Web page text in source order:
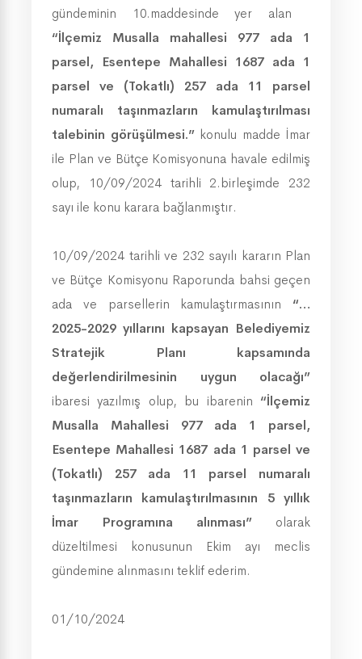
gündeminin 10.maddesinde yer alan
“İlçemiz Musalla mahallesi 977 ada 1
parsel, Esentepe Mahallesi 1687 ada 1
parsel ve (Tokatlı) 257 ada 11 parsel
numaralı taşınmazların kamulaştırılması
talebinin görüşülmesi.”konulu madde İmar
ile Plan ve Bütçe Komisyonuna havale edilmiş
olup, 10/09/2024 tarihli 2.birleşimde 232
sayı ile konu karara bağlanmıştır.
10/09/2024 tarihli ve 232 sayılı kararın Plan
ve Bütçe Komisyonu Raporunda bahsi geçen
ada ve parsellerin kamulaştırmasının “…
2025-2029 yıllarını kapsayan Belediyemiz
Stratejik Planı kapsamında
değerlendirilmesinin uygun olacağı”
ibaresi yazılmış olup, bu ibarenin “İlçemiz
Musalla Mahallesi 977 ada 1 parsel,
Esentepe Mahallesi 1687 ada 1 parsel ve
(Tokatlı) 257 ada 11 parsel numaralı
taşınmazların kamulaştırılmasının 5 yıllık
İmar Programına alınması” olarak
düzeltilmesi konusunun Ekim ayı meclis
gündemine alınmasını teklif ederim.
01/10/2024